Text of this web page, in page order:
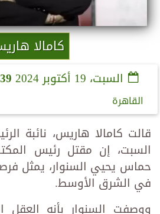
كامالا
السبت، 19 أكتوبر 2024
القاهرة
قالت كامالا هاريس، نائبة
السبت، إن مقتل رئيس
حماس يحيي السنوار، يمثل
في الشرق الأوسط.
ووصفت السنوار بأنه العقل